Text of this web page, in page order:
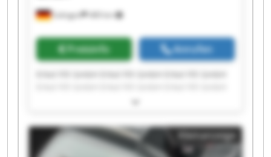
Solingen 489 km
Preisinfo Anrufen
Erkol Fill GmbH Erkol Fill GmbH Erkol Fill GmbH
Erkol Fill GmbH Erkol Fill GmbH Erkol Fill GmbH
Erkol Fill GmbH Erkol Fill GmbH Erkol Fill GmbH
Erkol Fill GmbH Erkol Fill GmbH Erkol Fill GmbH
Erkol Fill GmbH Erkol Fill GmbH
Kleinanzeige